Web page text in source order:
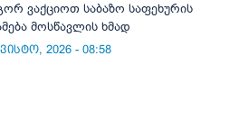
ვაქციოთ საბაზო საფეხურის
მოსწავლის ხმად
2026 - 08:58